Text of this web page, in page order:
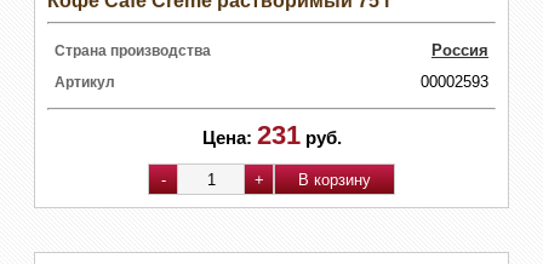
Страна производства Россия
Артикул 00002593
Цена: 231 руб.